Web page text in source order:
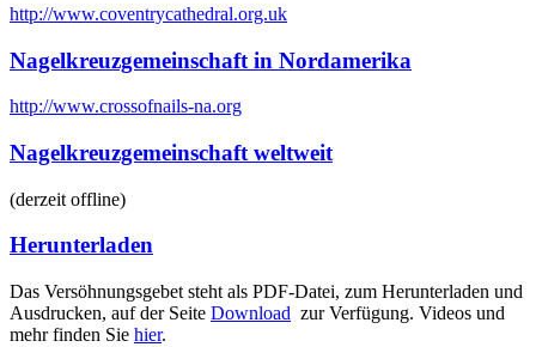
http://www.coventrycathedral.org.uk
Nagelkreuzgemeinschaft in Nordamerika
http://www.crossofnails-na.org
Nagelkreuzgemeinschaft weltweit
(derzeit offline)
Herunterladen
Das Versöhnungsgebet steht als PDF-Datei, zum Herunterladen und
Ausdrucken, auf der Seite Download zur Verfügung. Videos und
mehr finden Sie hier.